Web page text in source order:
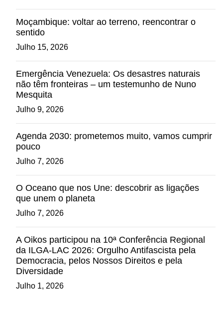
Moçambique: voltar ao terreno, reencontrar o
sentido
Julho 15, 2026
Emergência Venezuela: Os desastres naturais
não têm fronteiras – um testemunho de Nuno
Mesquita
Julho 9, 2026
Agenda 2030: prometemos muito, vamos cumprir
pouco
Julho 7, 2026
O Oceano que nos Une: descobrir as ligações
que unem o planeta
Julho 7, 2026
A Oikos participou na 10ª Conferência Regional
da ILGA-LAC 2026: Orgulho Antifascista pela
Democracia, pelos Nossos Direitos e pela
Diversidade
Julho 1, 2026